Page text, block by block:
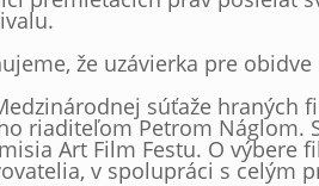
že uzávierka pre
súťaže
riaditeľom Petrom Náglom.
Art Film Festu. O výbere
v spolupráci s celým